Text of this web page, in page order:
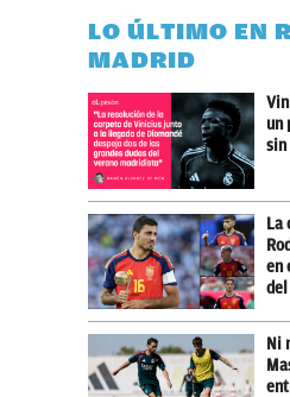
LO ÚLTIMO EN
MADRID
un
sin
La
en
del
Ni